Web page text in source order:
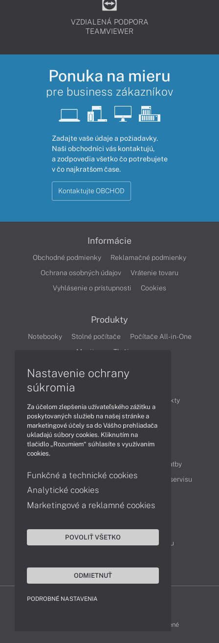
VZDIALENÁ PODPORA
TEAMVIEWER
Ponuka na mieru
pre business zákazníkov
Zadajte vaše údaje a požiadavky.
Naši obchodníci vás kontaktujú,
a zodpovedia všetko čo potrebujete
v čo najkratšom čase.
Kontaktujte OBCHOD
Informácie
Obchodné podmienky
Reklamačné podmienky
Ochrana osobných údajov
Vrátenie tovaru
Vyhlásenie o prístupnosti
Cookies
Produkty
Notebooky Stolné počítače
Počítače All-in-One
Monitory
Tlačiarne
Produkty
Technológie
Videá
Obsah
Možnosti doručenia a platby
Podpora a servis
Servisné služby Cenník servisu
Kontakty
043 4224 771
Obchodné oddelenie
Reklamácia tovaru
HP-SHOP © 2012 - 2026 Všetky práva vyhradené
Nastavenie ochrany
súkromia
Za účelom zlepšenia užívateľského zážitku a
poskytovaných služieb na našej stránke a
marketingové účely sa do Vášho prehliadača
ukladajú súbory cookies. Kliknutím na
tlačidlo „Rozumiem“ súhlasíte s využívaním
cookies.
Funkčné a technické cookies
Analytické cookies
Marketingové a reklamné cookies
POVOLIŤ VŠETKO
ODMIETNUŤ
PODROBNÉ NASTAVENIA